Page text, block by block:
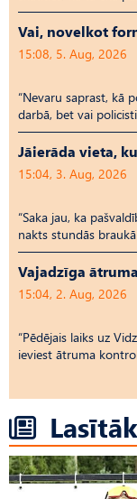
Vai, novelkot
15:08, 5. Aug, 2026
“Nevaru saprast, kā
darbā, bet vai
Jāierāda vieta,
15:04, 3. Aug, 2026
“Saka jau, ka
nakts stundās
Vajadzīga
15:04, 2. Aug, 2026
“Pēdējais laiks uz
ieviest ātruma